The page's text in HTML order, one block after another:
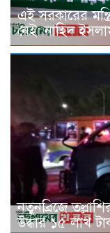
এই সরকারের
নেই: নাহিদ
নতুনব্রিজে
উদ্ধার ১৫ লাখ